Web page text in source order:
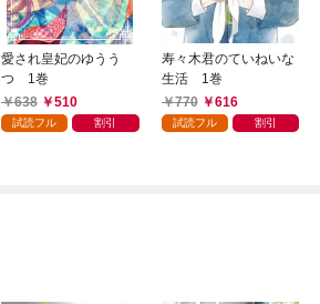
愛され皇妃のゆうう
つ 1巻
638
510
試読フル 割引
寿々木君のていねいな
生活 1巻
770
616
試読フル 割引